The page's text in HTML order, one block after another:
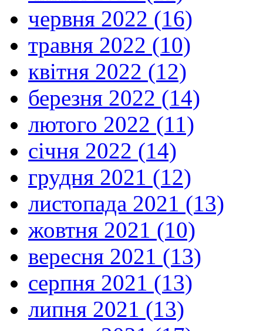
червня 2022 (16)
травня 2022 (10)
квітня 2022 (12)
березня 2022 (14)
лютого 2022 (11)
січня 2022 (14)
грудня 2021 (12)
листопада 2021 (13)
жовтня 2021 (10)
вересня 2021 (13)
серпня 2021 (13)
липня 2021 (13)